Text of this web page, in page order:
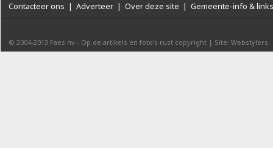
Contacteer ons | Adverteer | Over deze site | Gemeente-info & links
© 2004-2013 Faes nv - Op de artikels en foto’s rust copyright | Site: Webstylers